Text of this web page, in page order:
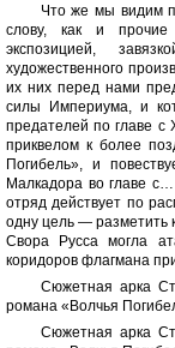
Что же мы видим
слову, как и
экспозицией,
художественного
их них перед нами
силы Империума, и
предателей по главе с
приквелом к более
Погибель», и
Малкадора во главе
отряд действует по
одну цель — разметить
Свора Русса могла
коридоров флагмана
Сюжетная арка
романа «Волчья
Сюжетная арка